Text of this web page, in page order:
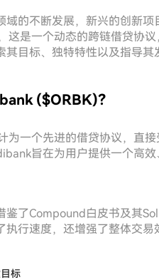
域的不断发展，新兴的创新
这是一个动态的跨链借贷协议
其目标、独特特性以及指导其
($ORBK)？
为一个先进的借贷协议，直
旨在为用户提供一个高
鉴了Compound白皮书及其
执行速度，还增强了整体交易
标